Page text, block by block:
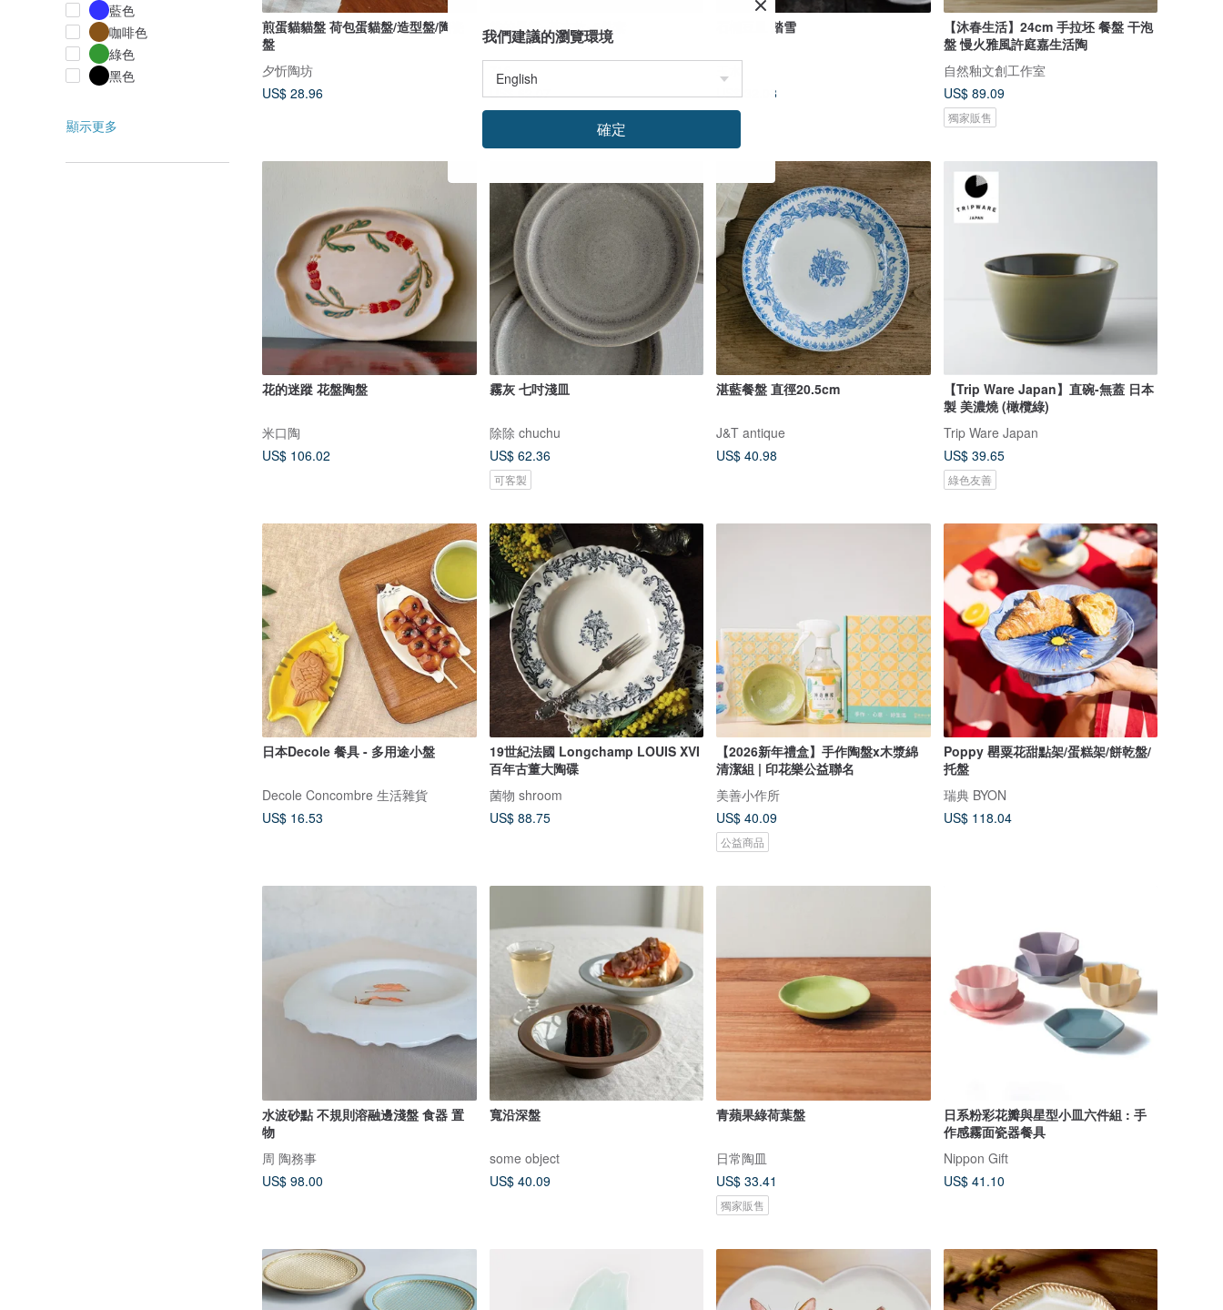
藍色
咖啡色
綠色
黑色
顯示更多
煎蛋貓貓盤 荷包蛋貓盤/造型盤/陶瓷
盤
夕忻陶坊
US$ 28.96
貓的長盤~基本款~5件套
716
US$ 62.07
石橢豆皿 踏雪
US$ 32.08
【沐春生活】24cm 手拉坯 餐盤 干泡
盤 慢火雅風許庭嘉生活陶
自然釉文創工作室
US$ 89.09
獨家販售
花的迷蹤 花盤陶盤
米口陶
US$ 106.02
霧灰 七吋淺皿
除除 chuchu
US$ 62.36
可客製
湛藍餐盤 直徑20.5cm
J&T antique
US$ 40.98
【Trip Ware Japan】直碗-無蓋 日本
製 美濃燒 (橄欖綠)
Trip Ware Japan
US$ 39.65
綠色友善
日本Decole 餐具 - 多用途小盤
Decole Concombre 生活雜貨
US$ 16.53
19世紀法國 Longchamp LOUIS XVI
百年古董大陶碟
菌物 shroom
US$ 88.75
【2026新年禮盒】手作陶盤x木漿綿
清潔組 | 印花樂公益聯名
美善小作所
US$ 40.09
公益商品
Poppy 罌粟花甜點架/蛋糕架/餅乾盤/
托盤
瑞典 BYON
US$ 118.04
水波砂點 不規則溶融邊淺盤 食器 置
物
周 陶務事
US$ 98.00
寬沿深盤
some object
US$ 40.09
青蘋果綠荷葉盤
日常陶皿
US$ 33.41
獨家販售
日系粉彩花瓣與星型小皿六件組 : 手
作感霧面瓷器餐具
Nippon Gift
US$ 41.10
我們建議的瀏覽環境
確定